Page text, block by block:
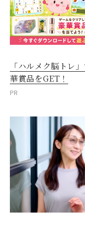
「ハルメク脳トレ
華賞品をGET！
PR